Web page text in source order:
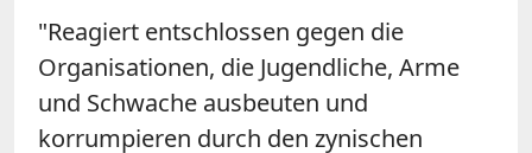
"Reagiert entschlossen gegen die
Organisationen, die Jugendliche, Arme
und Schwache ausbeuten und
korrumpieren durch den zynischen